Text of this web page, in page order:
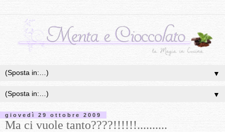
▼
▼
giovedì 29 ottobre 2009
Ma ci vuole tanto????!!!!!!..........